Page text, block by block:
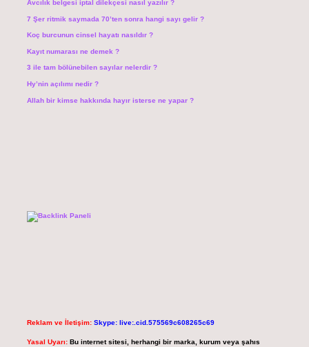
Avcılık belgesi iptal dilekçesi nasıl yazılır ?
7 Şer ritmik saymada 70’ten sonra hangi sayı gelir ?
Koç burcunun cinsel hayatı nasıldır ?
Kayıt numarası ne demek ?
3 ile tam bölünebilen sayılar nelerdir ?
Hy’nin açılımı nedir ?
Allah bir kimse hakkında hayır isterse ne yapar ?
Reklam ve İletişim: Skype: live:.cid.575569c608265c69
Yasal Uyarı: Bu internet sitesi, herhangi bir marka, kurum veya şahıs